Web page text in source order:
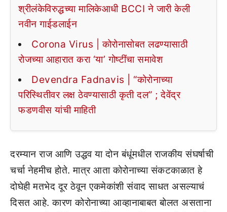
श्रीलंकेविरुद्धच्या मालिकेआधी BCCI ने जारी केली
नवीन गाईडलाईन
Corona Virus | कोरोनासोबत लढण्यासाठी
रोजच्या आहारात करा ‘या’ गोष्टींचा समावेश
Devendra Fadnavis | “कोरोनाच्या
परिस्थितीवर लक्ष ठेवण्यासाठी कृती दल” ; देवेंद्र
फडणवीस यांची माहिती
दरम्यान राज आणि उद्धव या दोन बंधूंमधील राजकीय संघर्षाची
चर्चा नेहमीच होते. मात्र आता कोरोनाच्या संकटकाळात हे
दोघेही मतभेद दूर ठेवून एकमेकांशी संवाद साधत असल्याचं
दिसत आहे. कारण कोरोनाच्या आव्हानाबाबत बोलत असताना